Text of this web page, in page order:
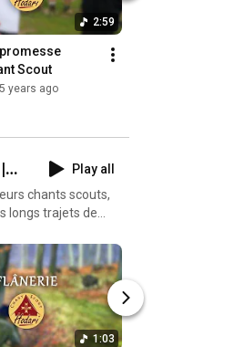
2:59
Scout
5 years ago
Play all
chants scouts,
longs trajets de
1:03